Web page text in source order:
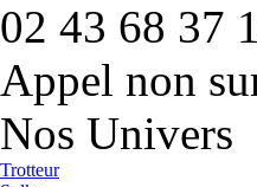
02 43 68 37
Appel non
Nos Univers
Trotteur